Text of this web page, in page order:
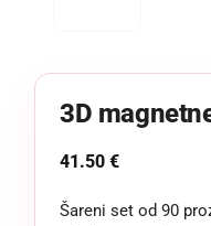
3D
41.50 €
Šareni set od 90